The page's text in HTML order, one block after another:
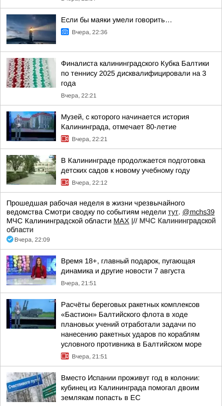
Если бы маяки умели говорить…
Вчера, 22:36
Финалиста калининградского Кубка Балтики
по теннису 2025 дисквалифицировали на 3
года
Вчера, 22:21
Музей, с которого начинается история
Калининграда, отмечает 80-летие
Вчера, 22:21
В Калининграде продолжается подготовка
детских садов к новому учебному году
Вчера, 22:12
Прошедшая рабочая неделя в жизни чрезвычайного
ведомства Смотри сводку по событиям недели тут. @mchs39
МЧС Калининградской области MAX |// МЧС Калининградской
области
Вчера, 22:09
Время 18+, главный подарок, пугающая
динамика и другие новости 7 августа
Вчера, 21:51
Расчёты береговых ракетных комплексов
«Бастион» Балтийского флота в ходе
плановых учений отработали задачи по
нанесению ракетных ударов по кораблям
условного противника в Балтийском море
Вчера, 21:51
Вместо Испании проживут год в колонии:
кубинец из Калининграда помогал двоим
землякам попасть в ЕС